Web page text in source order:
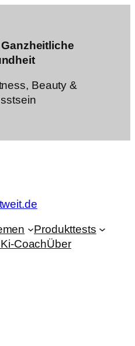
Beauty &
Produkttests
Ki-CoachÜber